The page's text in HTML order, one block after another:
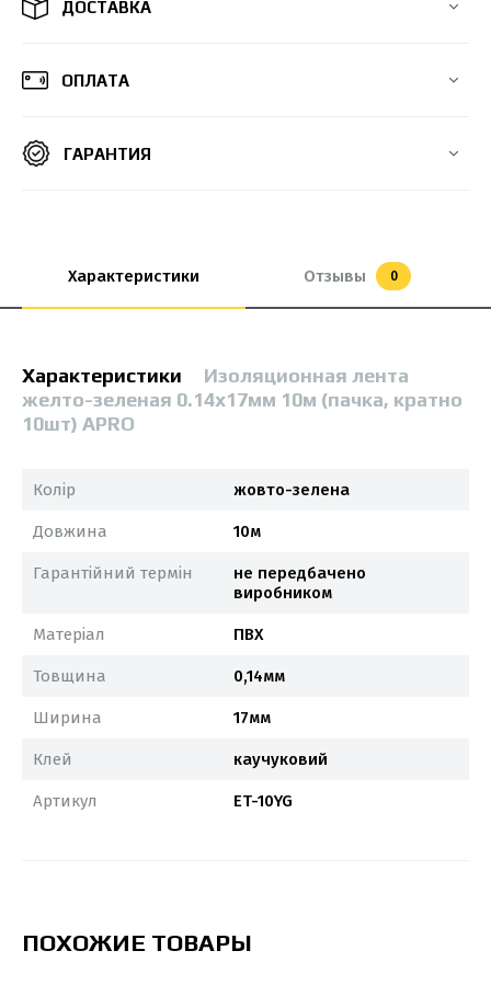
ДОСТАВКА
ОПЛАТА
ГАРАНТИЯ
Характеристики Отзывы 0
Характеристики
Изоляционная лента
желто-зеленая 0.14х17мм 10м (пачка, кратно
10шт) APRO
Колір жовто-зелена
Довжина 10м
Гарантійний термін
не передбачено
виробником
Матеріал ПВХ
Товщина 0,14мм
Ширина 17мм
Клей каучуковий
Артикул ET-10YG
ПОХОЖИЕ ТОВАРЫ